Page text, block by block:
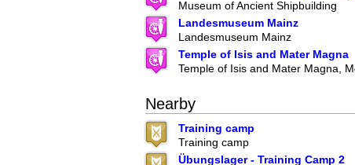
Museum of Ancient Shipbuilding
Landesmuseum Mainz
Landesmuseum Mainz
Temple of Isis and Mater Magna
Temple of Isis and Mater Magna,
Nearby
Training camp
Training camp
Übungslager - Training Camp 2